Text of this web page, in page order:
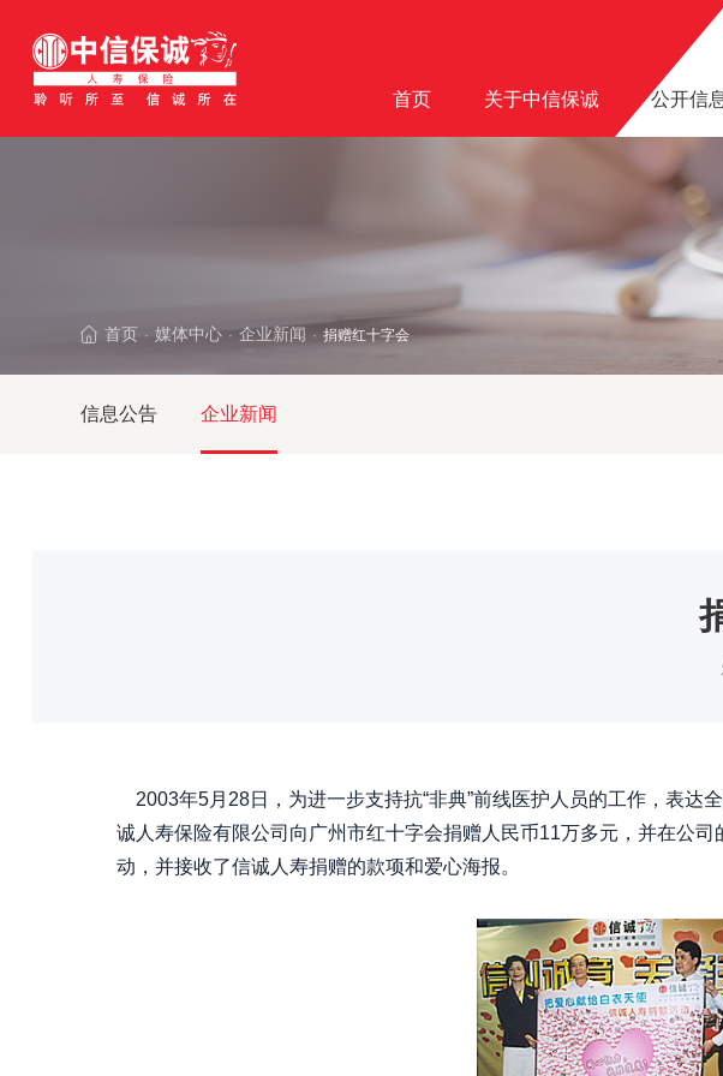
首页 关于中信保诚 公开信
首页 · 媒体中心 · 企业新闻 · 捐赠红十字会
信息公告 企业新闻
2003年5月28日，为进一步支持抗“非典”前线医护人员的工作，表达
诚人寿保险有限公司向广州市红十字会捐赠人民币11万多元，并在公
动，并接收了信诚人寿捐赠的款项和爱心海报。